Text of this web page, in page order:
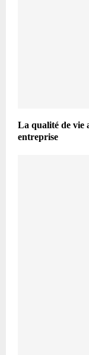
La qualité de vie
entreprise